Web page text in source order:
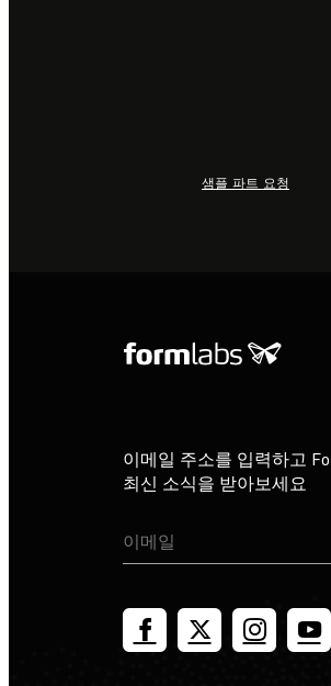
샘플 파트 요청
이메일 주소를 입력하고
최신 소식을 받아보세요